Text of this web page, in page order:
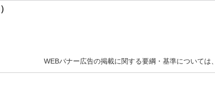
WEBバナー広告の掲載に関する要綱・基準については、